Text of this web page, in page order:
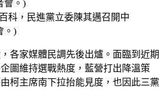
科，民進黨立委陳其邁召開中
。)
各家媒體民調先後出爐。面臨到近期
圖維持選戰熱度，藍營打出降溫策
柯主席南下拉抬能見度，也因此三黨